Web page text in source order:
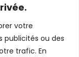
votre
publicités ou des
trafic. En